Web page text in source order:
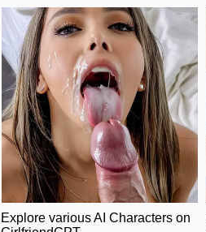
Explore various AI Characters on